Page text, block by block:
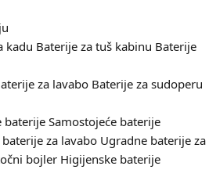
kadu Baterije za tuš kabinu Baterije
za lavabo Baterije za sudoperu
baterije Samostojeće baterije
za lavabo Ugradne baterije za
bojler Higijenske baterije